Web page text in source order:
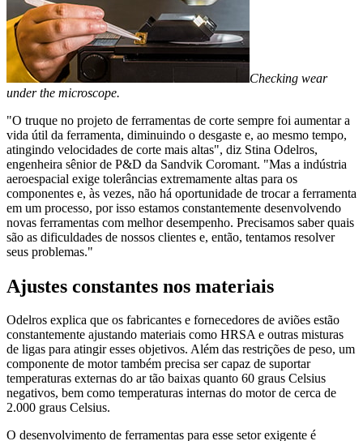
Checking wear
under the microscope.
"O truque no projeto de ferramentas de corte sempre foi aumentar a
vida útil da ferramenta, diminuindo o desgaste e, ao mesmo tempo,
atingindo velocidades de corte mais altas", diz Stina Odelros,
engenheira sênior de P&D da Sandvik Coromant. "Mas a indústria
aeroespacial exige tolerâncias extremamente altas para os
componentes e, às vezes, não há oportunidade de trocar a ferramenta
em um processo, por isso estamos constantemente desenvolvendo
novas ferramentas com melhor desempenho. Precisamos saber quais
são as dificuldades de nossos clientes e, então, tentamos resolver
seus problemas."
Ajustes constantes nos materiais
Odelros explica que os fabricantes e fornecedores de aviões estão
constantemente ajustando materiais como HRSA e outras misturas
de ligas para atingir esses objetivos. Além das restrições de peso, um
componente de motor também precisa ser capaz de suportar
temperaturas externas do ar tão baixas quanto 60 graus Celsius
negativos, bem como temperaturas internas do motor de cerca de
2.000 graus Celsius.
O desenvolvimento de ferramentas para esse setor exigente é